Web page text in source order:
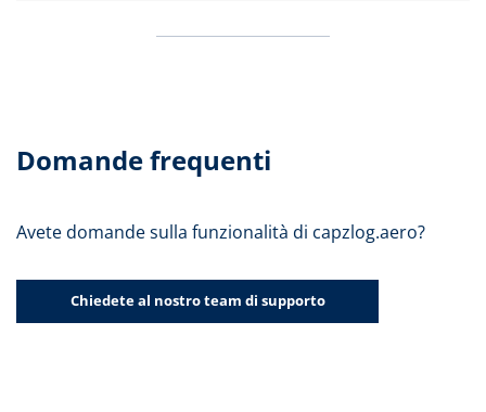
Domande frequenti
Avete domande sulla funzionalità di capzlog.aero?
Chiedete al nostro team di supporto